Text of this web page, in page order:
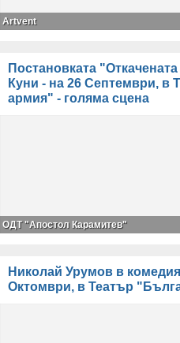
Artvent
Постановката
Куни - на 26 Септември, в
армия" - голяма сцена
ОДТ "Апостол Карамитев"
Николай Урумов в
Октомври, в Театър